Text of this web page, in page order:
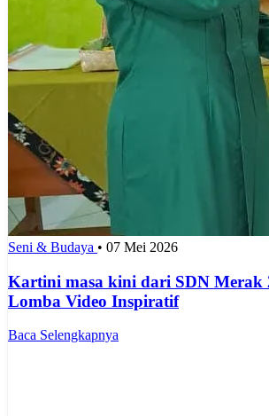
Seni & Budaya • 07 Mei 2026
Kartini masa kini dari SDN Merak
Lomba Video Inspiratif
Baca Selengkapnya